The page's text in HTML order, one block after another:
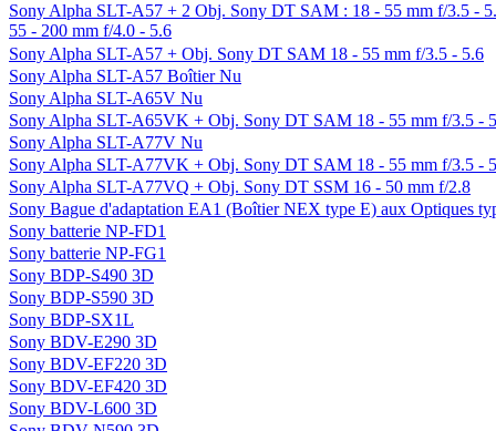
Sony Alpha SLT-A57 + 2 Obj. Sony DT SAM : 18 - 55 mm f/3.5 -
55 - 200 mm f/4.0 - 5.6
Sony Alpha SLT-A57 + Obj. Sony DT SAM 18 - 55 mm f/3.5 - 5.6
Sony Alpha SLT-A57 Boîtier Nu
Sony Alpha SLT-A65V Nu
Sony Alpha SLT-A65VK + Obj. Sony DT SAM 18 - 55 mm f/3.5 -
Sony Alpha SLT-A77V Nu
Sony Alpha SLT-A77VK + Obj. Sony DT SAM 18 - 55 mm f/3.5 -
Sony Alpha SLT-A77VQ + Obj. Sony DT SSM 16 - 50 mm f/2.8
Sony Bague d'adaptation EA1 (Boîtier NEX type E) aux Optiques
Sony batterie NP-FD1
Sony batterie NP-FG1
Sony BDP-S490 3D
Sony BDP-S590 3D
Sony BDP-SX1L
Sony BDV-E290 3D
Sony BDV-EF220 3D
Sony BDV-EF420 3D
Sony BDV-L600 3D